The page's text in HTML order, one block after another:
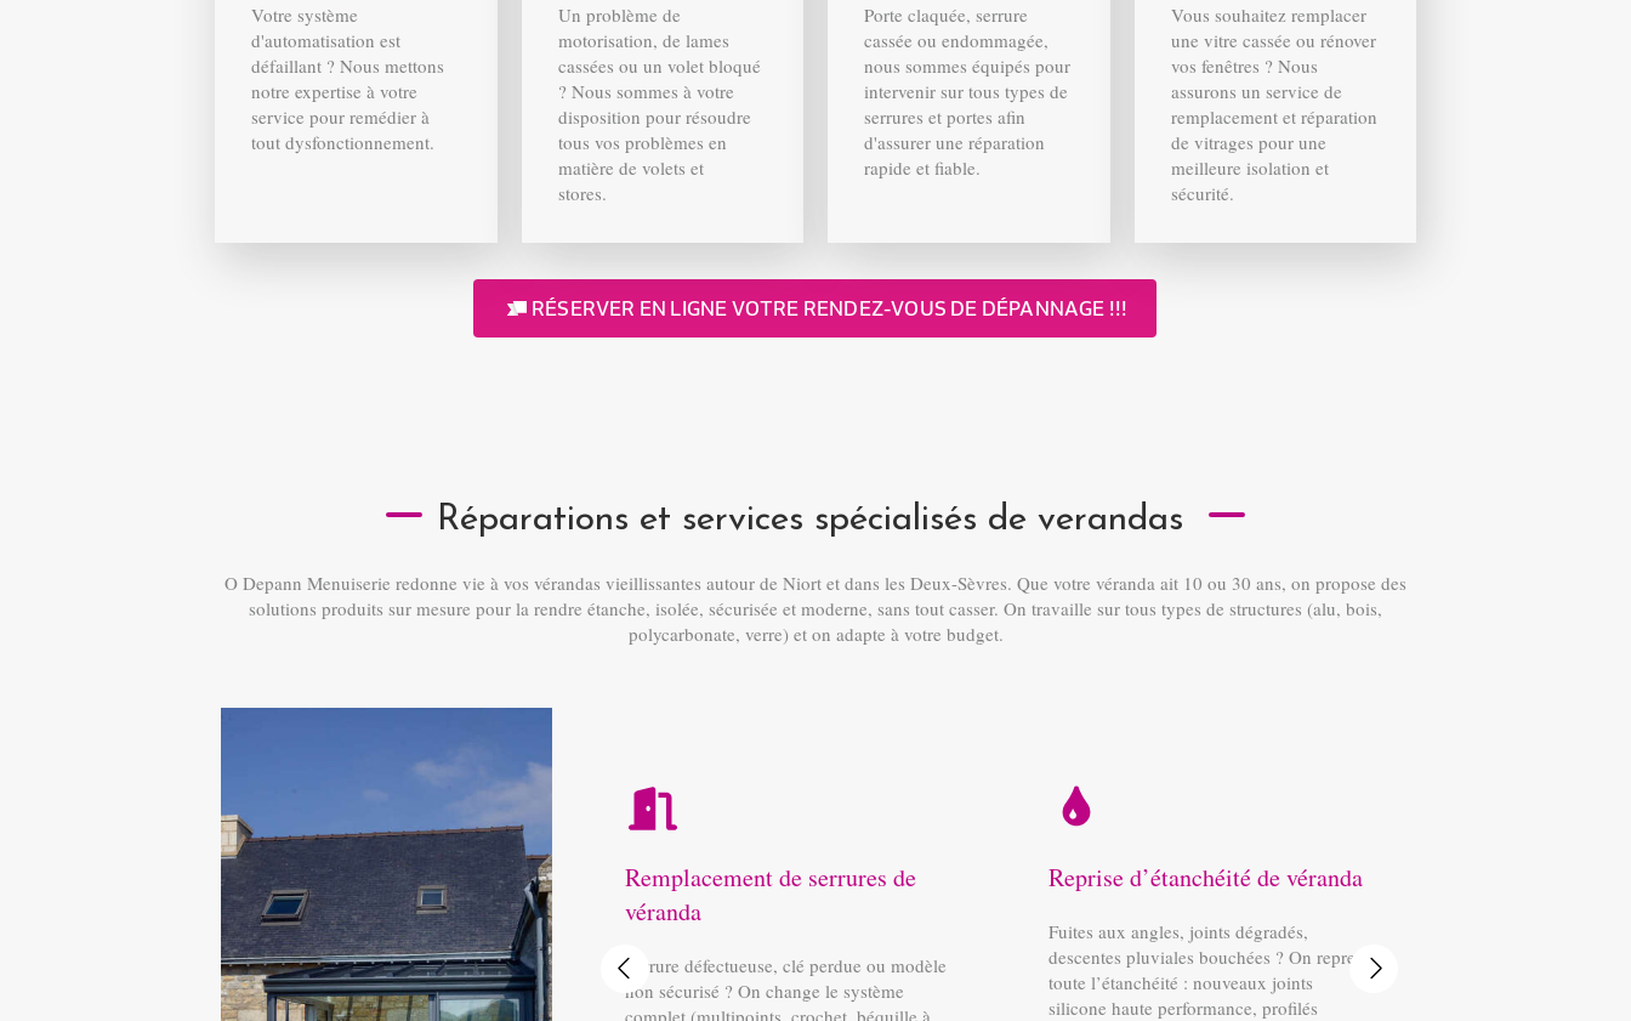
Votre système
d'automatisation est
défaillant ? Nous mettons
notre expertise à votre
service pour remédier à
tout dysfonctionnement.
Un problème de
motorisation, de lames
cassées ou un volet bloqué
? Nous sommes à votre
disposition pour résoudre
tous vos problèmes en
matière de volets et
stores.
Porte claquée, serrure
cassée ou endommagée,
nous sommes équipés pour
intervenir sur tous types de
serrures et portes afin
d'assurer une réparation
rapide et fiable.
Vous souhaitez remplacer
une vitre cassée ou rénover
vos fenêtres ? Nous
assurons un service de
remplacement et réparation
de vitrages pour une
meilleure isolation et
sécurité.
RÉSERVER EN LIGNE VOTRE RENDEZ-VOUS DE DÉPANNAGE !!!
Réparations et services spécialisés de verandas
O Depann Menuiserie redonne vie à vos vérandas vieillissantes autour de Niort et dans les Deux-Sèvres. Que votre véranda ait 10 ou 30 ans, on propose des
solutions produits sur mesure pour la rendre étanche, isolée, sécurisée et moderne, sans tout casser. On travaille sur tous types de structures (alu, bois,
polycarbonate, verre) et on adapte à votre budget.
Modernisation par installation
de volets roulants
Transformez votre véranda en espace
tamisé ! On pose des volets roulants
motorisés (Somfy ou équivalent) sur
Remplacement de serrures de
véranda
Serrure défectueuse, clé perdue ou modèle
non sécurisé ? On change le système
complet (multipoints, crochet, béquille à
Reprise d’étanchéité de véranda
Fuites aux angles, joints dégradés,
descentes pluviales bouchées ? On reprend
toute l’étanchéité : nouveaux joints
silicone haute performance, profilés
Slide précédent Slide suivant